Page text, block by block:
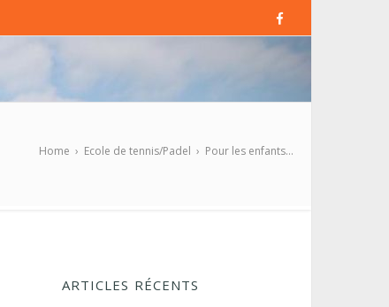
Home › Ecole de tennis/Padel › Pour les enfants…
ARTICLES RÉCENTS